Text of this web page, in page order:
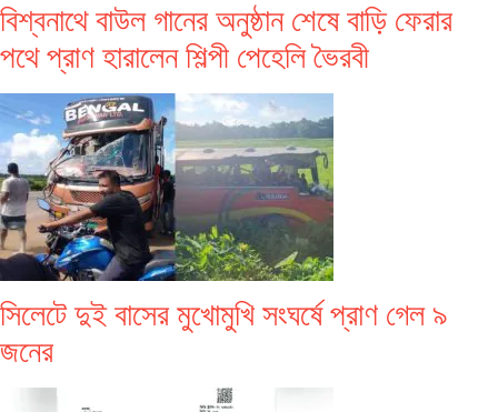
বিশ্বনাথে বাউল গানের অনুষ্ঠান শেষে বাড়ি ফেরার
পথে প্রাণ হারালেন শিল্পী পেহেলি ভৈরবী
সিলেটে দুই বাসের মুখোমুখি সংঘর্ষে প্রাণ গেল ৯
জনের